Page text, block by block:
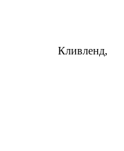
Кливленд,